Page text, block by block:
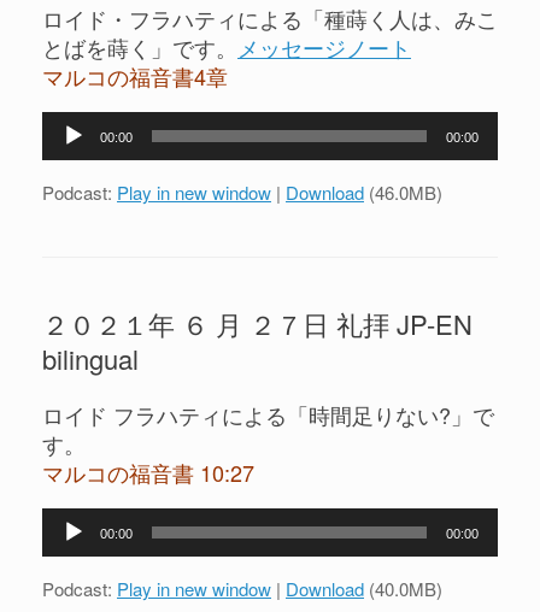
ロイド・フラハティによる「種蒔く人は、みこ
とばを蒔く」です。
メッセージノート
マルコの福音書4章
プ
00:00 00:00
Podcast: Play in new window | Download (46.0MB)
２０２１年 ６ 月 ２７日 礼拝 JP-EN
bilingual
ロイド フラハティによる「時間足りない?」で
す。
マルコの福音書 10:27
プ
00:00 00:00
Podcast: Play in new window | Download (40.0MB)